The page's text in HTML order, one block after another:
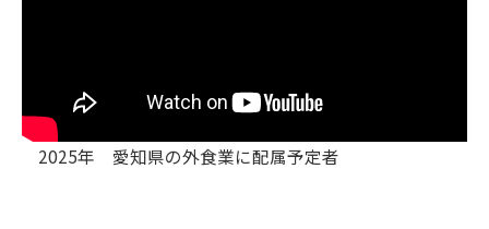
2025年 愛知県の外食業に配属予定者